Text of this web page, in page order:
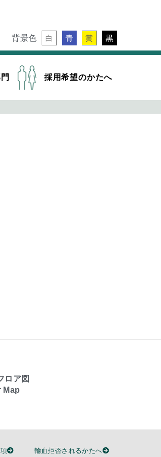
背景色 白 青 黄 黒
採用希望のかたへ
ロア図
Map
輸血拒否されるかたへ